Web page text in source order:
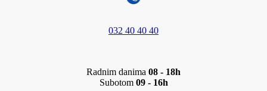
032 40 40 40
Radnim danima 08 - 18h
Subotom 09 - 16h